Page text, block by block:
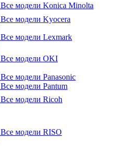
Все модели Konica Minolta
Все модели Kyocera
Все модели Lexmark
Все модели OKI
Все модели Panasonic
Все модели Pantum
Все модели Ricoh
Все модели RISO